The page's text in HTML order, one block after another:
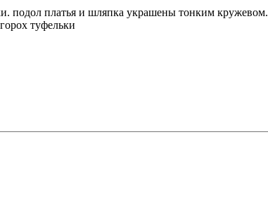
подол платья и шляпка украшены тонким кружевом.
туфельки